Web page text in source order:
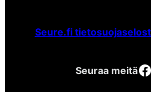
Seure.fi
Seuraa meitäFacebook